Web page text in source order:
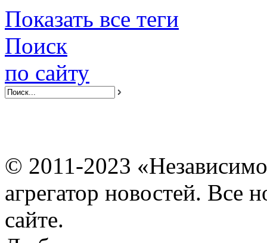
Показать все теги
Поиск
по сайту
© 2011-2023
агрегатор новостей. Все
сайте.